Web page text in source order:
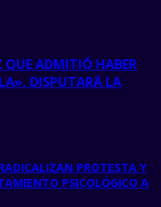
QUE ADMITIÓ HABER
DISPUTARÁ LA
PROTESTA Y
PSICOLÓGICO A